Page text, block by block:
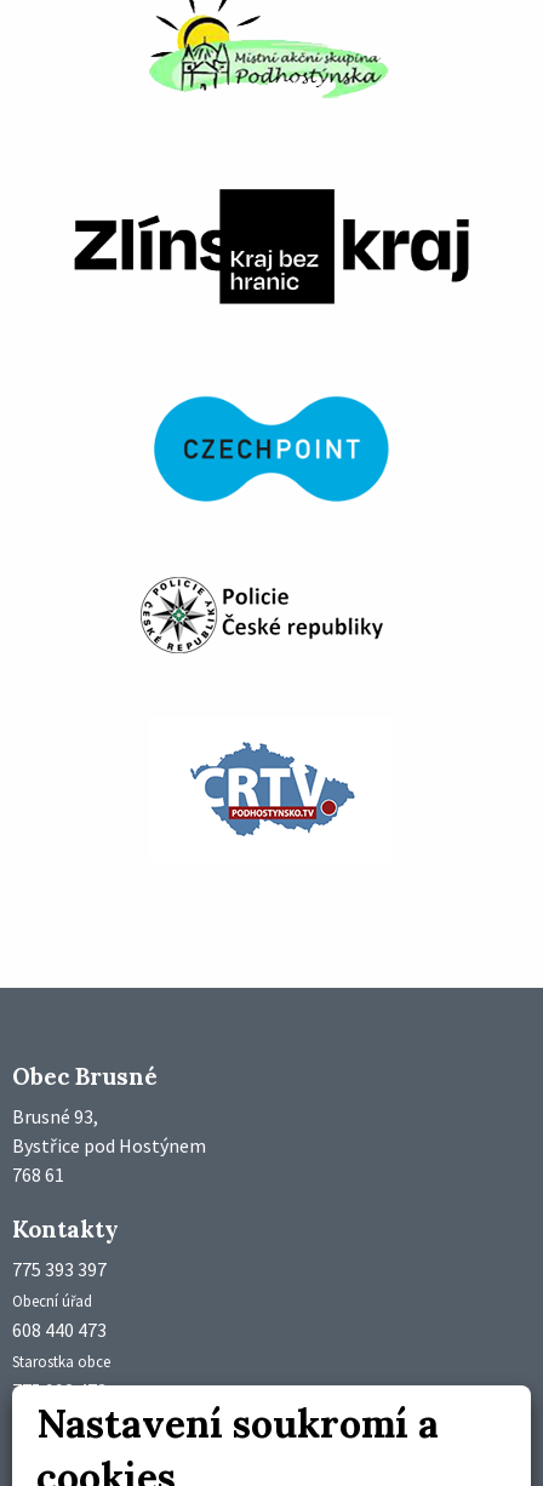
Obec Brusné
Brusné 93,
Bystřice pod Hostýnem
768 61
Kontakty
775 393 397
Obecní úřad
608 440 473
Starostka obce
775 992 473
Účetní obce
Nastavení soukromí a